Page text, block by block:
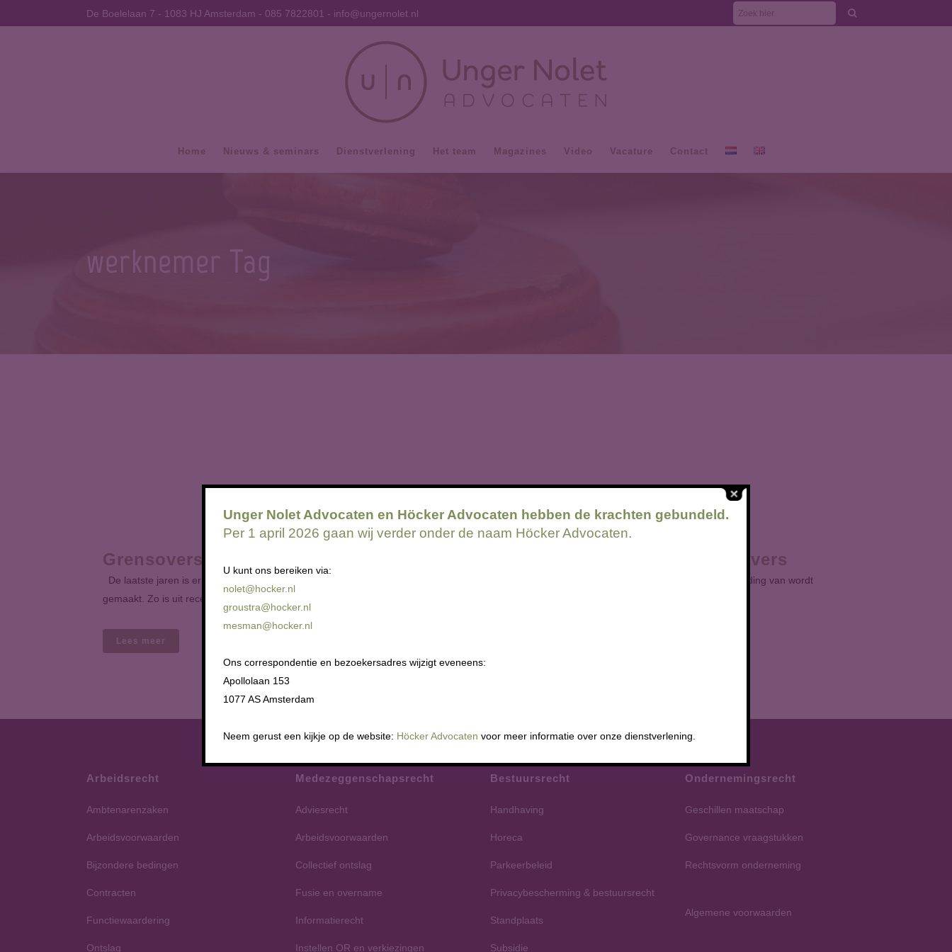
De Boelelaan 7 - 1083 HJ Amsterdam - 085 7822801 - info@ungernolet.nl
Home Nieuws & seminars Dienstverlening Het team Magazines Video Vacature Contact
werknemer Tag
Grensoverschrijdend gedrag op de werkvloer: een zorgplicht voor werkgevers
De laatste jaren is er steeds meer aandacht voor grensoverschrijdend gedrag, hetgeen zich onder andere uit in het feit dat er steeds meer melding van wordt
gemaakt. Zo is uit recent onderzoek van het Verwey-Jonkers instituut gebleken dat er tussen 2020 en 2022 een toename...
Lees meer
Arbeidsrecht
Ambtenarenzaken
Arbeidsvoorwaarden
Bijzondere bedingen
Contracten
Functiewaardering
Ontslag
Medezeggenschapsrecht
Adviesrecht
Arbeidsvoorwaarden
Collectief ontslag
Fusie en overname
Informatierecht
Instellen OR en verkiezingen
Bestuursrecht
Handhaving
Horeca
Parkeerbeleid
Privacybescherming & bestuursrecht
Standplaats
Subsidie
Ondernemingsrecht
Geschillen maatschap
Governance vraagstukken
Rechtsvorm onderneming
Algemene voorwaarden
Unger Nolet Advocaten en Höcker Advocaten hebben de krachten gebundeld.
Per 1 april 2026 gaan wij verder onder de naam Höcker Advocaten.
U kunt ons bereiken via:
nolet@hocker.nl
groustra@hocker.nl
mesman@hocker.nl
Ons correspondentie en bezoekersadres wijzigt eveneens:
Apollolaan 153
1077 AS Amsterdam
Neem gerust een kijkje op de website: Höcker Advocaten voor meer informatie over onze dienstverlening.